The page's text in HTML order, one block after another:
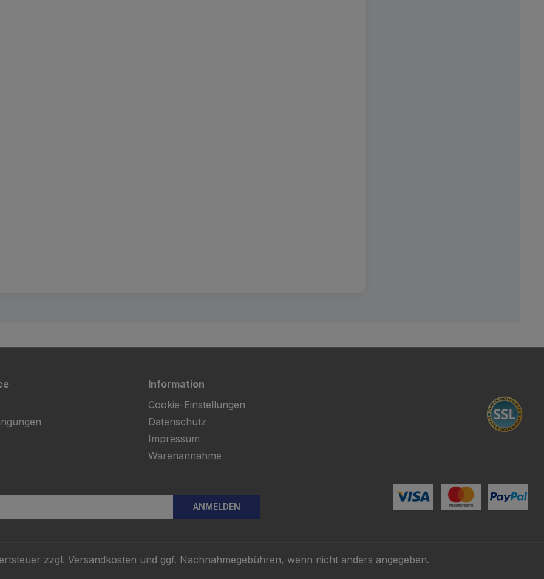
Information
Cookie-Einstellungen
Datenschutz
Impressum
Warenannahme
ANMELDEN
zzgl. Versandkosten und ggf. Nachnahmegebühren, wenn nicht anders angegeben.